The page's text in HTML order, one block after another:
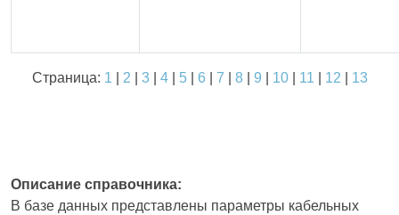
Страница: 1 2 3| 4| 5| 6 7 8| 9 10| 11 12 13
Описание справочника:
В базе данных представлены параметры кабельных